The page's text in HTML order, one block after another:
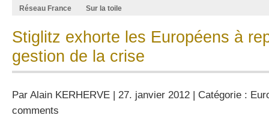
Réseau France
Sur la toile
Stiglitz exhorte les Européens à
gestion de la crise
Par Alain KERHERVE | 27. janvier 2012 | Catégorie :
comments